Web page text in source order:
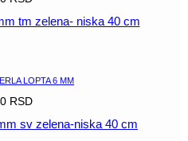
tm zelena- niska 40 cm
LOPTA 6 MM
RSD
sv zelena-niska 40 cm